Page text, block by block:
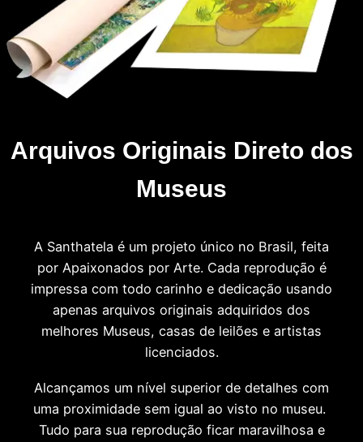
Arquivos Originais Direto dos
Museus
A Santhatela é um projeto único no Brasil, feita
por Apaixonados por Arte. Cada reprodução é
impressa com todo carinho e dedicação usando
apenas arquivos originais adquiridos dos
melhores Museus, casas de leilões e artistas
licenciados.
Alcançamos um nível superior de detalhes com
uma proximidade sem igual ao visto no museu.
Tudo para sua reprodução ficar maravilhosa e